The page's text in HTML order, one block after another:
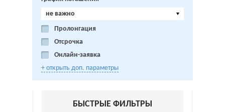
не важно
Пролонгация
Отсрочка
Онлайн-заявка
+ открыть доп. параметры
БЫСТРЫЕ ФИЛЬТРЫ